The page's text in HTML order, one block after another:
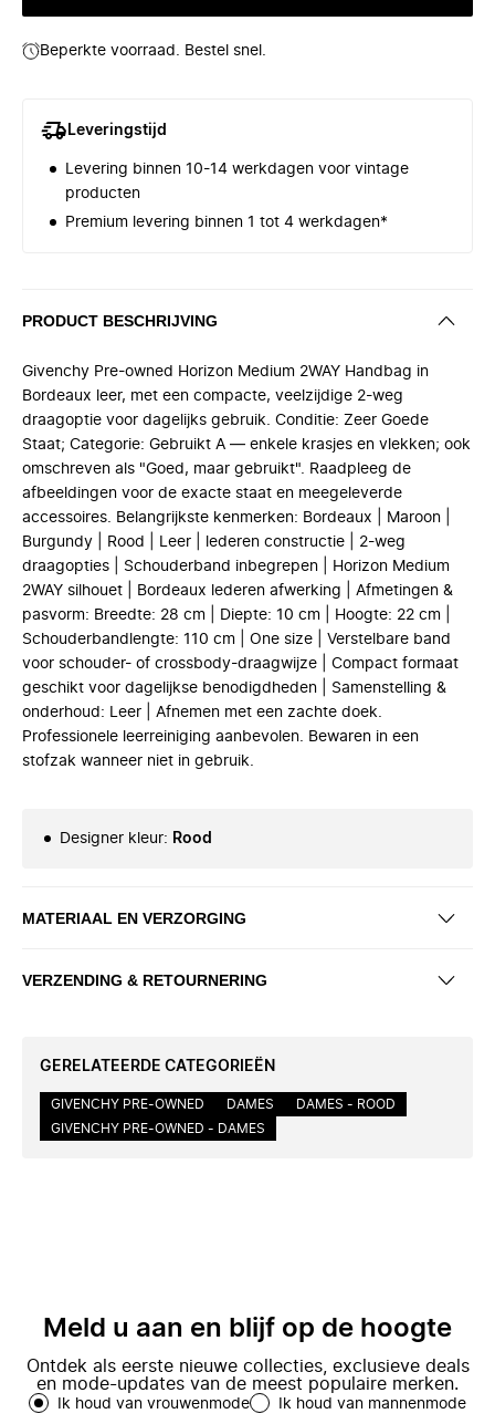
Beperkte voorraad. Bestel snel.
Leveringstijd
Levering binnen 10-14 werkdagen voor vintage
producten
Premium levering binnen 1 tot 4 werkdagen*
PRODUCT BESCHRIJVING
Givenchy Pre-owned Horizon Medium 2WAY Handbag in
Bordeaux leer, met een compacte, veelzijdige 2-weg
draagoptie voor dagelijks gebruik. Conditie: Zeer Goede
Staat; Categorie: Gebruikt A — enkele krasjes en vlekken; ook
omschreven als "Goed, maar gebruikt". Raadpleeg de
afbeeldingen voor de exacte staat en meegeleverde
accessoires. Belangrijkste kenmerken: Bordeaux | Maroon |
Burgundy | Rood | Leer | lederen constructie | 2-weg
draagopties | Schouderband inbegrepen | Horizon Medium
2WAY silhouet | Bordeaux lederen afwerking | Afmetingen &
pasvorm: Breedte: 28 cm | Diepte: 10 cm | Hoogte: 22 cm |
Schouderbandlengte: 110 cm | One size | Verstelbare band
voor schouder- of crossbody-draagwijze | Compact formaat
geschikt voor dagelijkse benodigdheden | Samenstelling &
onderhoud: Leer | Afnemen met een zachte doek.
Professionele leerreiniging aanbevolen. Bewaren in een
stofzak wanneer niet in gebruik.
Designer kleur: Rood
MATERIAAL EN VERZORGING
VERZENDING & RETOURNERING
GERELATEERDE CATEGORIEËN
GIVENCHY PRE-OWNED DAMES
DAMES - ROOD
GIVENCHY PRE-OWNED - DAMES
Meld u aan en blijf op de hoogte
Ontdek als eerste nieuwe collecties, exclusieve deals
en mode-updates van de meest populaire merken.
Ik houd van vrouwenmode Ik houd van mannenmode